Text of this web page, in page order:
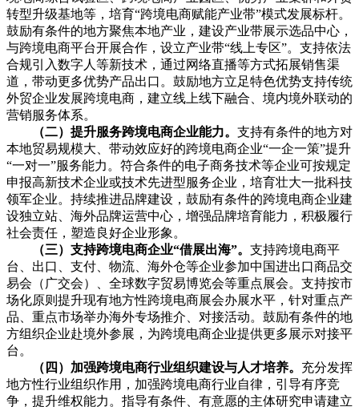
转型升级基地等，培育“跨境电商赋能产业带”模式发展标杆。
鼓励有条件的地方聚焦本地产业，建设产业带展示选品中心，
与跨境电商平台开展合作，设立产业带“线上专区”。支持依法
合规引入数字人等新技术，通过网络直播等方式拓展销售渠
道，带动更多优势产品出口。鼓励地方立足特色优势支持传统
外贸企业发展跨境电商，建立线上线下融合、境内境外联动的
营销服务体系。
（二）提升服务跨境电商企业能力。 支持有条件的地方对
本地贸易规模大、带动效应好的跨境电商企业“一企一策”提升
“一对一”服务能力。符合条件的电子商务技术等企业可按规定
申报高新技术企业或技术先进型服务企业，培育壮大一批科技
领军企业。持续推进品牌建设，鼓励有条件的跨境电商企业建
设独立站、海外品牌运营中心，增强品牌培育能力，积极履行
社会责任，塑造良好企业形象。
（三）支持跨境电商企业“借展出海”。 支持跨境电商平
台、出口、支付、物流、海外仓等企业参加中国进出口商品交
易会（广交会）、全球数字贸易博览会等重点展会。支持按市
场化原则提升现有地方性跨境电商展会办展水平，针对重点产
品、重点市场举办海外专场推介、对接活动。鼓励有条件的地
方组织企业赴境外参展，为跨境电商企业提供更多展示对接平
台。
（四）加强跨境电商行业组织建设与人才培养。 充分发挥
地方性行业组织作用，加强跨境电商行业自律，引导有序竞
争，提升维权能力。指导有条件、有意愿的主体研究申请建立